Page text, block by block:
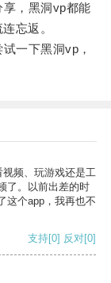
，黑洞vp都能
忘返。
一下黑洞vp，
频、玩游戏还是工
了。以前出差的时
这个app，我再也不
支持[0] 反对[0]